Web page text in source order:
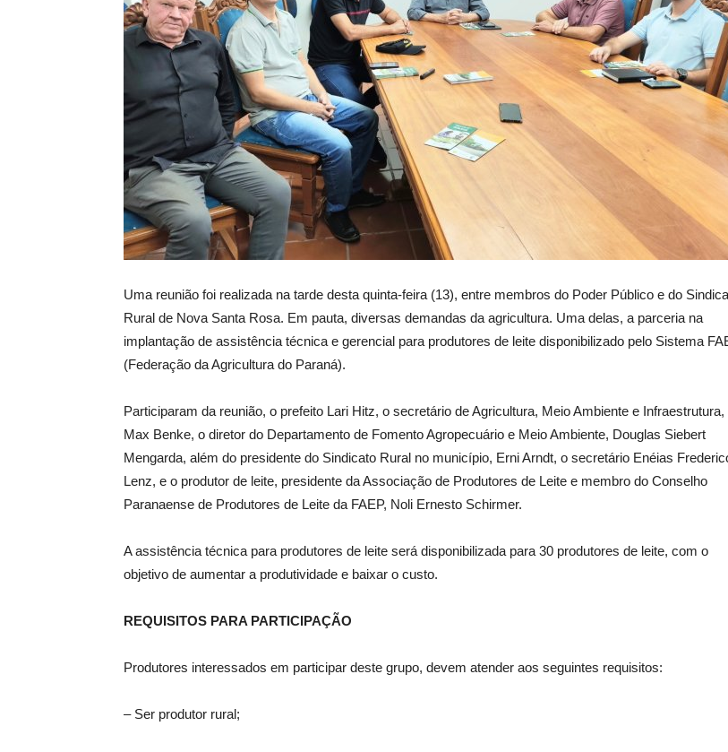
Uma reunião foi realizada na tarde desta quinta-feira (13), entre membros do Poder Público e do
Rural de Nova Santa Rosa. Em pauta, diversas demandas da agricultura. Uma delas, a parceria na
implantação de assistência técnica e gerencial para produtores de leite disponibilizado pelo Sistema
(Federação da Agricultura do Paraná).
Participaram da reunião, o prefeito Lari Hitz, o secretário de Agricultura, Meio Ambiente e Infraestrutura,
Max Benke, o diretor do Departamento de Fomento Agropecuário e Meio Ambiente, Douglas Siebert
Mengarda, além do presidente do Sindicato Rural no município, Erni Arndt, o secretário Enéias
Lenz, e o produtor de leite, presidente da Associação de Produtores de Leite e membro do Conselho
Paranaense de Produtores de Leite da FAEP, Noli Ernesto Schirmer.
A assistência técnica para produtores de leite será disponibilizada para 30 produtores de leite, com o
objetivo de aumentar a produtividade e baixar o custo.
REQUISITOS PARA PARTICIPAÇÃO
Produtores interessados em participar deste grupo, devem atender aos seguintes requisitos:
– Ser produtor rural;